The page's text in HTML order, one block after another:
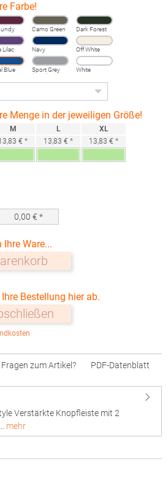
Farbe!
Camo Green Dark Forest
Lilac Navy Off White
Blue
Sport Grey
(Heather)
White
Menge in der jeweiligen Größe!
M
€ *
L
13,83 € *
XL
13,83 € *
0,00 € *
Ware...
Bestellung hier ab.
Fragen zum Artikel? PDF-Datenblatt
Verstärkte Knopfleiste mit 2
mehr